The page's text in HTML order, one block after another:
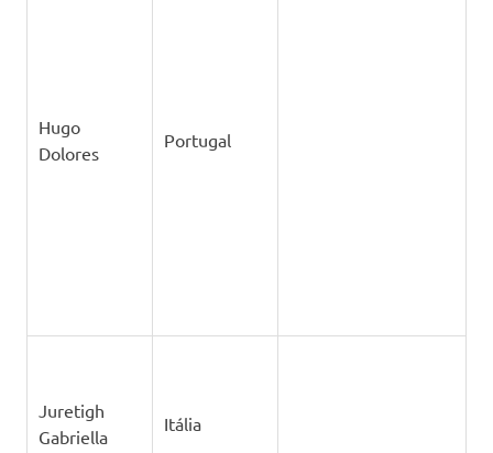
Hugo
Dolores
Portugal
Juretigh
Gabriella
Itália